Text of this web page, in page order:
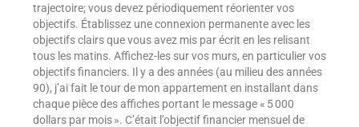
trajectoire; vous devez périodiquement réorienter vos
objectifs. Établissez une connexion permanente avec les
objectifs clairs que vous avez mis par écrit en les relisant
tous les matins. Affichez-les sur vos murs, en particulier vos
objectifs financiers. Il y a des années (au milieu des années
90), j’ai fait le tour de mon appartement en installant dans
chaque pièce des affiches portant le message « 5 000
dollars par mois ». C’était l’objectif financier mensuel de